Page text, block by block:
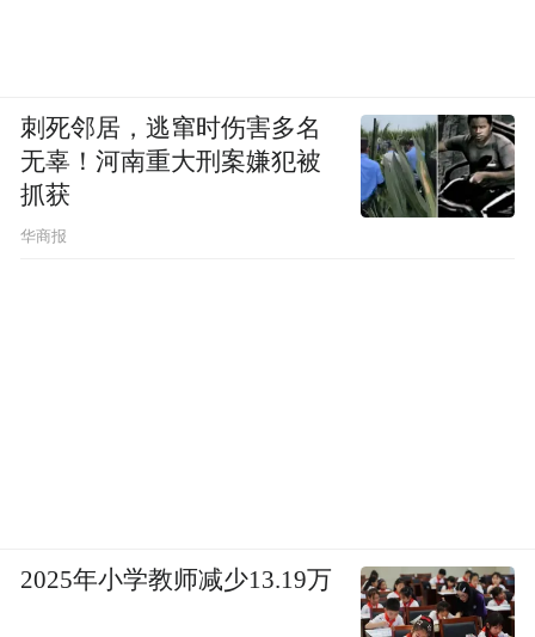
刺死邻居，逃窜时伤害多名
无辜！河南重大刑案嫌犯被
抓获
华商报
2025年小学教师减少13.19万